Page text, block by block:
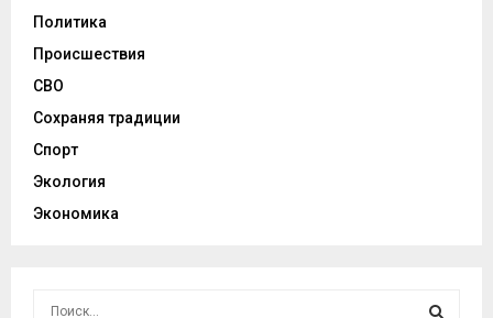
Политика
Происшествия
СВО
Сохраняя традиции
Спорт
Экология
Экономика